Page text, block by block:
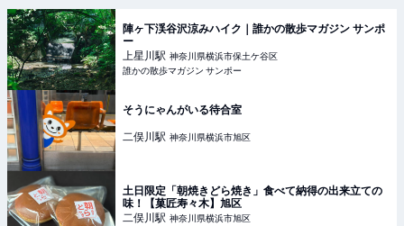
陣ヶ下渓谷沢涼みハイク｜誰かの散歩マガジン サンポ
ー
上星川駅 神奈川県横浜市保土ケ谷区
誰かの散歩マガジン サンポー
そうにゃんがいる待合室
二俣川駅 神奈川県横浜市旭区
土日限定「朝焼きどら焼き」食べて納得の出来立ての
味！【菓匠寿々木】旭区
二俣川駅 神奈川県横浜市旭区